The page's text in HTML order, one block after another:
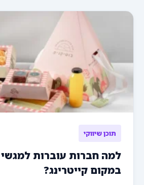
תוכן שיווקי
למה חברות עוברות למגשי
במקום קייטרינג?